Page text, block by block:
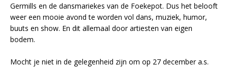
Germills en de dansmariekes van de Foekepot. Dus het belooft
weer een mooie avond te worden vol dans, muziek, humor,
buuts en show. En dit allemaal door artiesten van eigen
bodem.
Mocht je niet in de gelegenheid zijn om op 27 december a.s.